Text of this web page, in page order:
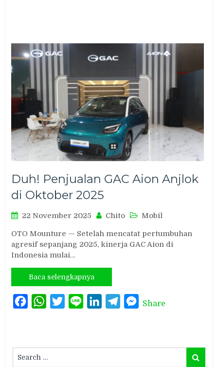
Duh! Penjualan GAC Aion Anjlok
di Oktober 2025
22 November 2025 Chito Mobil
OTO Mounture — Setelah mencatat pertumbuhan
agresif sepanjang 2025, kinerja GAC Aion di
Indonesia mulai…
Baca selengkapnya
FacebookWhatsAppTwitterLine LinkedInTelegramMessenger
Share
for:
Search